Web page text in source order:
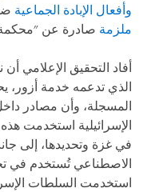
وأفعال الإبادة الجماعية
ملزمة صادرة عن "محكمة
أفاد التحقيق الإعلامي
الذي تدعمه خدمة أزور،
الإسرائيلية استخدمت
في غزة وتحديدها، إلى
الاصطناعي تُستخدم في
استخدمت السلطات